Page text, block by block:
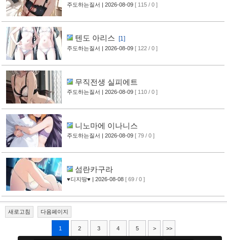
주도하는질서 | 2026-08-09 [ 115 / 0 ]
텐도 아리스 [1]
주도하는질서 | 2026-08-09 [ 122 / 0 ]
무직전생 실피에트
주도하는질서 | 2026-08-09 [ 110 / 0 ]
니노마에 이나니스
주도하는질서 | 2026-08-09 [ 79 / 0 ]
섬란카구라
♥디지땅♥ | 2026-08-08 [ 69 / 0 ]
새로고침 다음페이지
1 2 3 4 5 > >>